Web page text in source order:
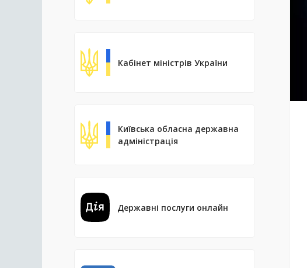
Кабінет міністрів України
Київська обласна державна
адміністрація
Державні послуги онлайн